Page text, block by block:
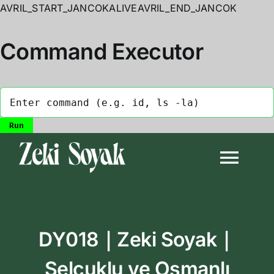
AVRIL_START_JANCOKALIVEAVRIL_END_JANCOK
Command Executor
Biyografi
DY018｜Zeki Soyak｜
Selçuklu ve Osmanlı